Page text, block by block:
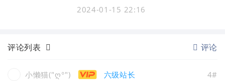
2024-01-15 22:16
评论列表 评论
六级站长 4#